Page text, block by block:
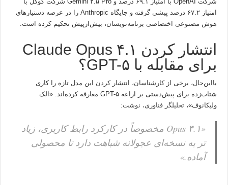
امتیاز ۶۷.۲ درصد پیشی گرفته و جایگاه Anthropic را در عرصه دستیارهای
هوش مصنوعی اختصاصی برنامه‌نویسان، بیش‌ازپیش تحکیم کرده است.
انتشار کردن Claude Opus ۴.۱
برای مقابله با GPT-۵؟
بااین‌حال، برخی از کارشناسان، انتشار کردن این مدل تازه را کاری
شتاب‌زده برای پیش‌دستی بر اراعه GPT-۵ معارفه کرده‌اند. «الک
ولیکانوف»،تحلیلگر فناوری، نوشت:
«Opus ۴.۱ مخصوصاً در کارکرد رابط کاربری، زیاد
تر به نسخه‌ای عجولانه شباهت دارد تا محصولی
آماده.»